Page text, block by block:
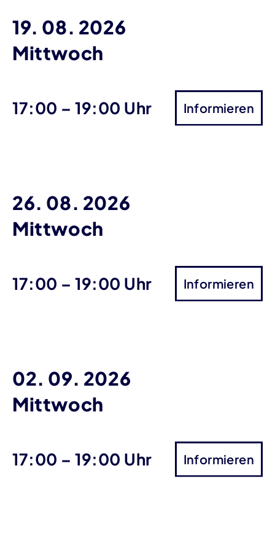
19. 08. 2026
Mittwoch
17:00 – bis
19:00 Uhr Informieren
26. 08. 2026
Mittwoch
17:00 – bis
19:00 Uhr Informieren
02. 09. 2026
Mittwoch
17:00 – bis
19:00 Uhr Informieren